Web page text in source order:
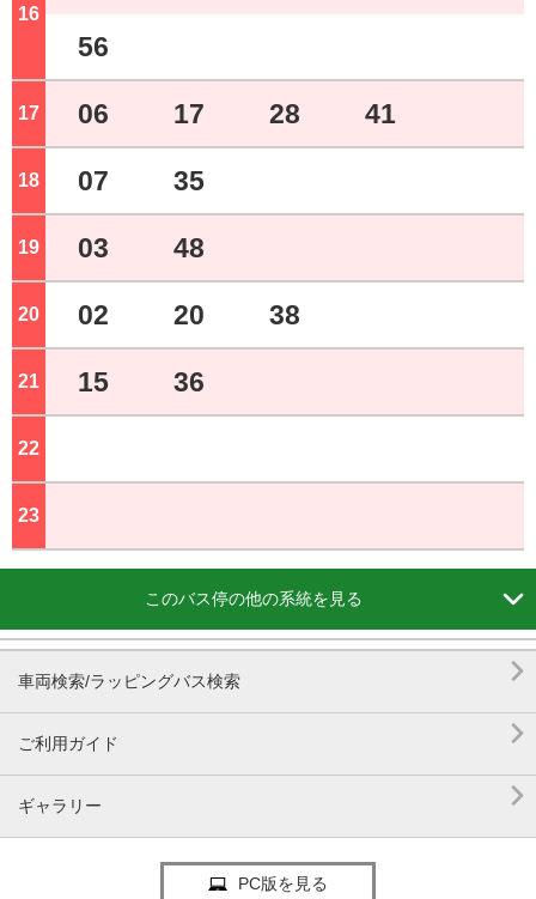
16
56
17 06 17 28 41
18 07 35
19 03 48
20 02 20 38
21 15 36
22
23
このバス停の他の系統を見る 
車両検索/ラッピングバス検索 
ご利用ガイド 
ギャラリー 
PC版を見る